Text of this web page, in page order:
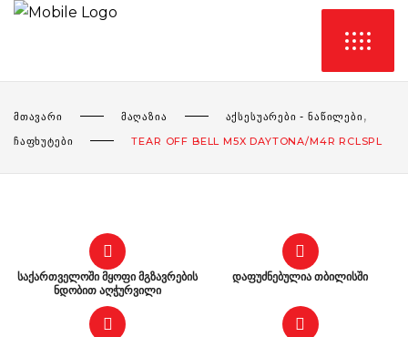
ᲛᲗᲐᲕᲐᲠᲘ ᲛᲐᲦᲐᲖᲘᲐ ᲐᲥᲡᲔᲡᲣᲐᲠᲔᲑᲘ - ᲜᲐᲬᲘᲚᲔᲑᲘ,
ᲩᲐᲤᲮᲣᲢᲔᲑᲘ ΤEAR OFF BELL M5X DAYTONA/M4R RCLSPL
საქართველოში მყოფი მგზავრების
ნდობით აღჭურვილი
დაფუძნებულია თბილისში